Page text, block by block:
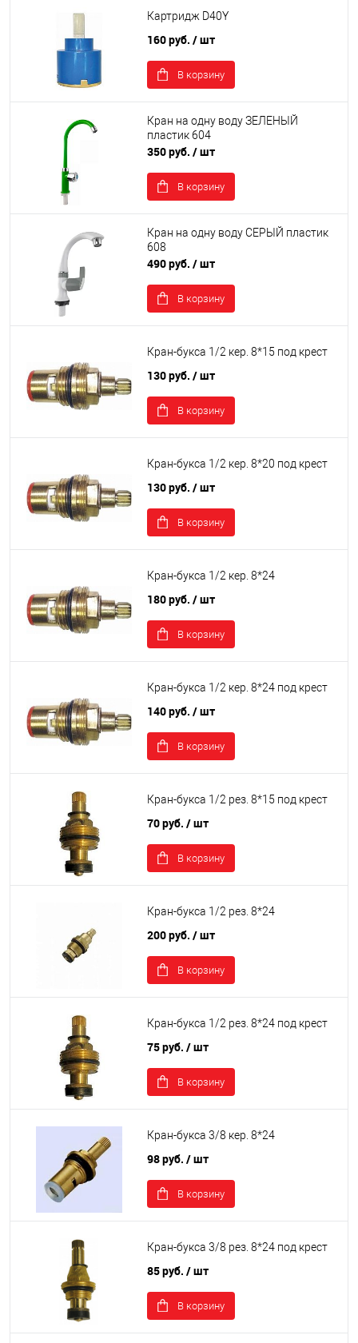
Картридж D40Y
160 руб. / шт
В корзину
Кран на одну воду ЗЕЛЕНЫЙ
пластик 604
350 руб. / шт
В корзину
Кран на одну воду СЕРЫЙ пластик
608
490 руб. / шт
В корзину
Кран-букса 1/2 кер. 8*15 под крест
130 руб. / шт
В корзину
Кран-букса 1/2 кер. 8*20 под крест
130 руб. / шт
В корзину
Кран-букса 1/2 кер. 8*24
180 руб. / шт
В корзину
Кран-букса 1/2 кер. 8*24 под крест
140 руб. / шт
В корзину
Кран-букса 1/2 рез. 8*15 под крест
70 руб. / шт
В корзину
Кран-букса 1/2 рез. 8*24
200 руб. / шт
В корзину
Кран-букса 1/2 рез. 8*24 под крест
75 руб. / шт
В корзину
Кран-букса 3/8 кер. 8*24
98 руб. / шт
В корзину
Кран-букса 3/8 рез. 8*24 под крест
85 руб. / шт
В корзину